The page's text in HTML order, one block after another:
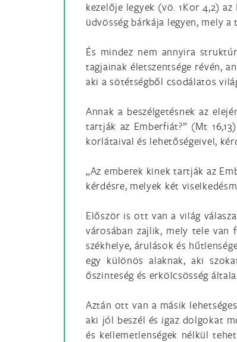
kezelője legyek (vö. 1Kor 4,2)
üdvösség bárkája legyen, mely
És mindez nem annyira
tagjainak életszentsége révén,
aki a sötétségből csodálatos
Annak a beszélgetésnek az
tartják az Emberfiát?” (Mt
korlátaival és lehetőségeivel,
„Az emberek kinek tartják az
kérdésre, melyek két
Először is ott van a világ
városában zajlik, mely tele van
székhelye, árulások és
egy különös alaknak, aki
őszinteség és erkölcsösség
Aztán ott van a másik
aki jól beszél és igaz dolgokat
és kellemetlenségek nélkül